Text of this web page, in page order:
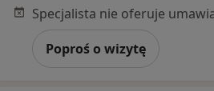
Poproś o wizytę